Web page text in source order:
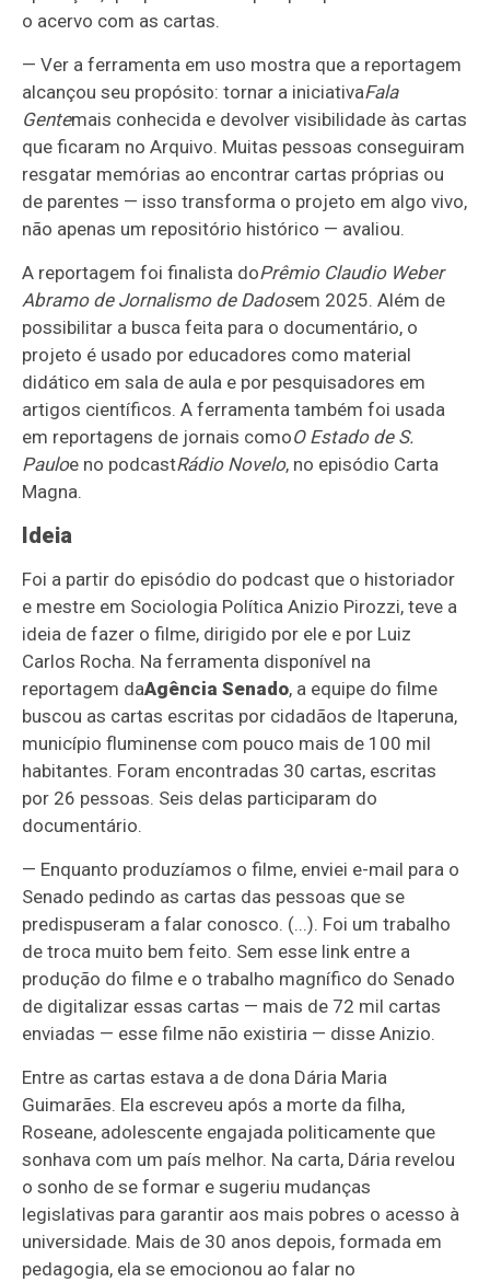
o acervo com as cartas.
— Ver a ferramenta em uso mostra que a reportagem
alcançou seu propósito: tornar a iniciativaFala
Gentemais conhecida e devolver visibilidade às cartas
que ficaram no Arquivo. Muitas pessoas conseguiram
resgatar memórias ao encontrar cartas próprias ou
de parentes — isso transforma o projeto em algo vivo,
não apenas um repositório histórico — avaliou.
A reportagem foi finalista doPrêmio Claudio Weber
Abramo de Jornalismo de Dadosem 2025. Além de
possibilitar a busca feita para o documentário, o
projeto é usado por educadores como material
didático em sala de aula e por pesquisadores em
artigos científicos. A ferramenta também foi usada
em reportagens de jornais comoO Estado de S.
Pauloe no podcastRádio Novelo, no episódio Carta
Magna.
Ideia
Foi a partir do episódio do podcast que o historiador
e mestre em Sociologia Política Anizio Pirozzi, teve a
ideia de fazer o filme, dirigido por ele e por Luiz
Carlos Rocha. Na ferramenta disponível na
reportagem daAgência Senado, a equipe do filme
buscou as cartas escritas por cidadãos de Itaperuna,
município fluminense com pouco mais de 100 mil
habitantes. Foram encontradas 30 cartas, escritas
por 26 pessoas. Seis delas participaram do
documentário.
— Enquanto produzíamos o filme, enviei e-mail para o
Senado pedindo as cartas das pessoas que se
predispuseram a falar conosco. (...). Foi um trabalho
de troca muito bem feito. Sem esse link entre a
produção do filme e o trabalho magnífico do Senado
de digitalizar essas cartas — mais de 72 mil cartas
enviadas — esse filme não existiria — disse Anizio.
Entre as cartas estava a de dona Dária Maria
Guimarães. Ela escreveu após a morte da filha,
Roseane, adolescente engajada politicamente que
sonhava com um país melhor. Na carta, Dária revelou
o sonho de se formar e sugeriu mudanças
legislativas para garantir aos mais pobres o acesso à
universidade. Mais de 30 anos depois, formada em
pedagogia, ela se emocionou ao falar no